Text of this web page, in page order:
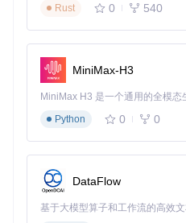
右图：使用OCLP补丁后，Intel
三、实操指南：从零开
在开始升级前，首先需要确认
备型号显著增加。
OCLP 0.5.1版本支持的macOS
Rust
0 540
MiniMax-H3
Python
0 0
DataFlow
基于大模型算子和工作流的高效